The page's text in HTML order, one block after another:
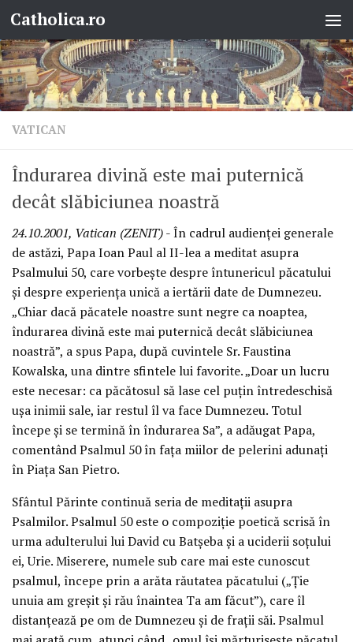
Skip to content
Catholica.ro
VATICAN
Îndurarea divină este mai puternică
decât slăbiciunea noastră
24.10.2001, Vatican (ZENIT)- În cadrul audienţei generale
de astăzi, Papa Ioan Paul al II-lea a meditat asupra
Psalmului 50, care vorbeşte despre întunericul păcatului
şi despre experienţa unică a iertării date de Dumnezeu.
„Chiar dacă păcatele noastre sunt negre ca noaptea,
îndurarea divină este mai puternică decât slăbiciunea
noastră”, a spus Papa, după cuvintele Sr. Faustina
Kowalska, una dintre sfintele lui favorite. „Doar un lucru
este necesar: ca păcătosul să lase cel puţin întredeschisă
uşa inimii sale, iar restul îl va face Dumnezeu. Totul
începe şi se termină în îndurarea Sa”, a adăugat Papa,
comentând Psalmul 50 în faţa miilor de pelerini adunaţi
în Piaţa San Pietro.
Sfântul Părinte continuă seria de meditaţii asupra
Psalmilor. Psalmul 50 este o compoziţie poetică scrisă în
urma adulterului lui David cu Batşeba şi a uciderii soţului
ei, Urie. Miserere, numele sub care mai este cunoscut
psalmul, începe prin a arăta răutatea păcatului („Ţie
unuia am greşit şi rău înaintea Ta am făcut”), care îl
distanţează pe om de Dumnezeu şi de fraţii săi. Psalmul